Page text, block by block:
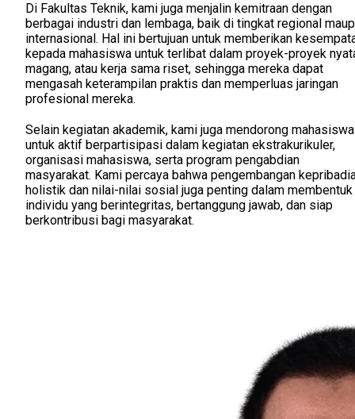
Di Fakultas Teknik, kami juga menjalin kemitraan dengan
berbagai industri dan lembaga, baik di tingkat regional
internasional. Hal ini bertujuan untuk memberikan
kepada mahasiswa untuk terlibat dalam proyek-proyek
magang, atau kerja sama riset, sehingga mereka dapat
mengasah keterampilan praktis dan memperluas jaringan
profesional mereka.
Selain kegiatan akademik, kami juga mendorong mahasiswa
untuk aktif berpartisipasi dalam kegiatan ekstrakurikuler,
organisasi mahasiswa, serta program pengabdian
masyarakat. Kami percaya bahwa pengembangan
holistik dan nilai-nilai sosial juga penting dalam membentuk
individu yang berintegritas, bertanggung jawab, dan siap
berkontribusi bagi masyarakat.